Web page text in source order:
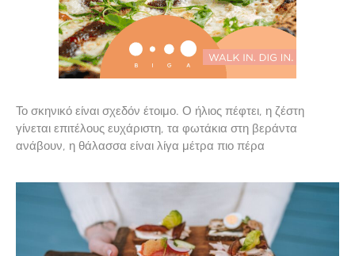
Το σκηνικό είναι σχεδόν έτοιμο. Ο ήλιος πέφτει, η ζέστη
γίνεται επιτέλους ευχάριστη, τα φωτάκια στη βεράντα
ανάβουν, η θάλασσα είναι λίγα μέτρα πιο πέρα